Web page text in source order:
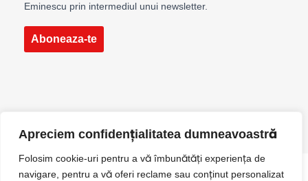
Apreciem confidențialitatea dumneavoastră
Folosim cookie-uri pentru a vă îmbunătăți experiența de
navigare, pentru a vă oferi reclame sau conținut personalizat
Eminescu prin intermediul unui newsletter.
Aboneaza-te